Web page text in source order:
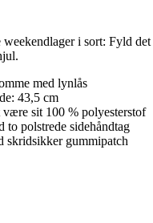
weekendlager i sort: Fyld det
med lynlås
43,5 cm
sit 100 % polyesterstof
to polstrede sidehåndtag
skridsikker gummipatch